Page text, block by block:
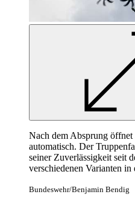
Nach dem Absprung
automatisch. Der
seiner Zuverlässigkeit seit
verschiedenen Varianten
Bundeswehr/Benjamin Bendig